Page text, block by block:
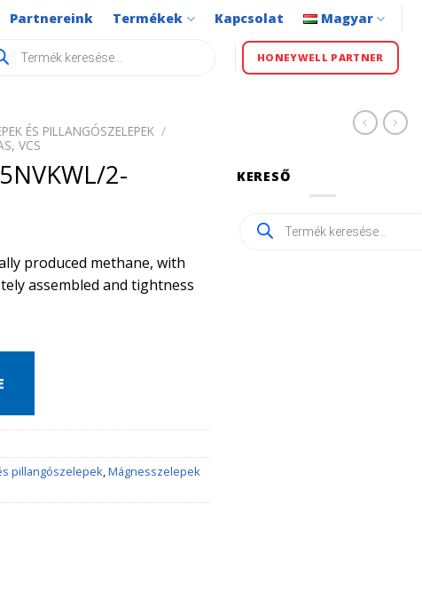
Partnereink Termékek Kapcsolat Magyar
HONEYWELL PARTNER
ÉS PILLANGÓSZELEPEK /
VCS
2-
produced methane, with
assembled and tightness
pillangószelepek Mágnesszelepek
KERESŐ
Products
search